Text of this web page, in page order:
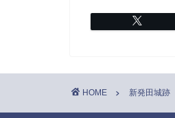
HOME 新発田城跡